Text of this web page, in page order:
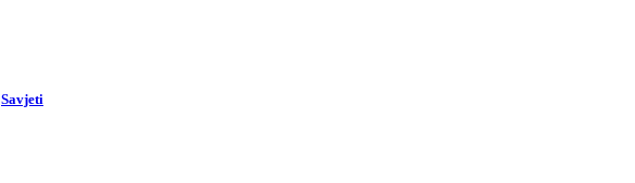
Savjeti